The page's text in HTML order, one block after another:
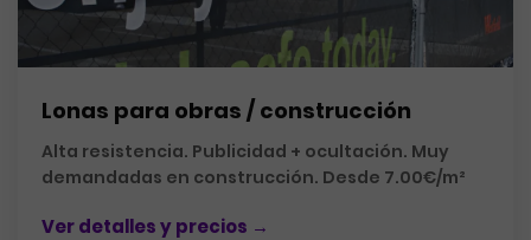
Lonas para obras / construcción
Alta resistencia. Publicidad + ocultación. Muy
demandadas en construcción. Desde 7.00€/m²
Ver detalles y precios →